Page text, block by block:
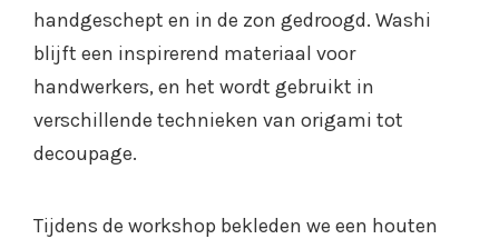
handgeschept en in de zon gedroogd. Washi
blijft een inspirerend materiaal voor
handwerkers, en het wordt gebruikt in
verschillende technieken van origami tot
decoupage.
Tijdens de workshop bekleden we een houten